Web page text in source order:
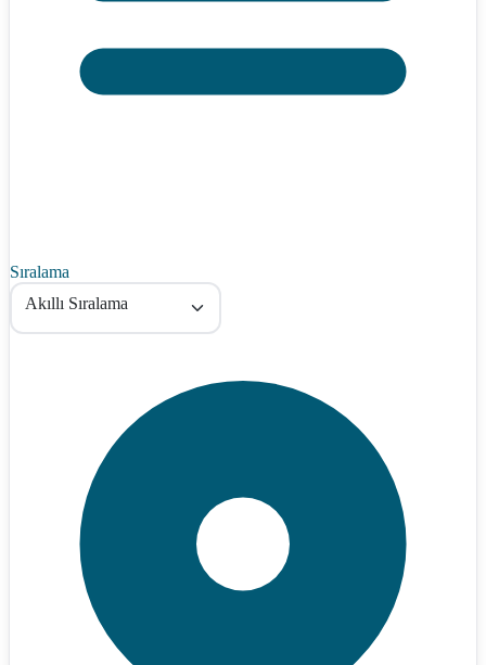
Sıralama
Akıllı Sıralama